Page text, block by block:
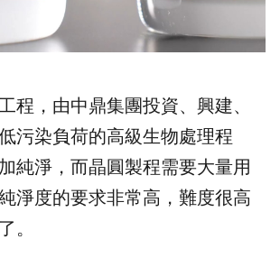
程，由中鼎集團投資、興建、
污染負荷的高級生物處理程
純淨，而晶圓製程需要大量用
淨度的要求非常高，難度很高
。